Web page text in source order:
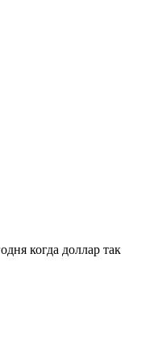
когда доллар так